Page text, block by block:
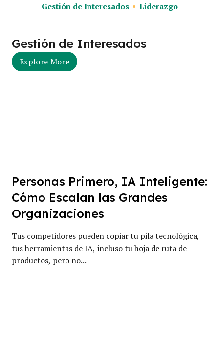
Gestión de Interesados Liderazgo
Gestión de Interesados
Explore More
Personas Primero, IA Inteligente:
Cómo Escalan las Grandes
Organizaciones
Tus competidores pueden copiar tu pila tecnológica,
tus herramientas de IA, incluso tu hoja de ruta de
productos, pero no...